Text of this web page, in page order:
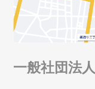
一般社団法人